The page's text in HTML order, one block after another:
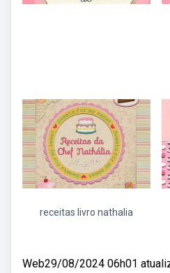
receitas livro nathalia
Web29/08/2024 06h01